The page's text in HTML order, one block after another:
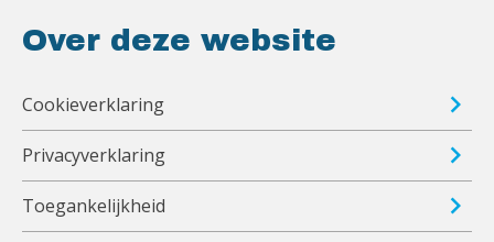
Over deze website
Cookieverklaring
Privacyverklaring
Toegankelijkheid